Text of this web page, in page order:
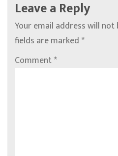
Leave a Reply
Your email address will not
fields are marked*
Comment*